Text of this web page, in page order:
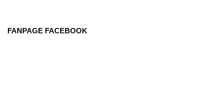
FANPAGE FACEBOOK